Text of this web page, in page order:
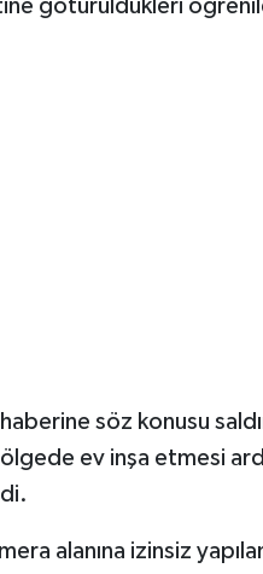
götürüldükleri
söz konusu
ev inşa etmesi
alanına izinsiz